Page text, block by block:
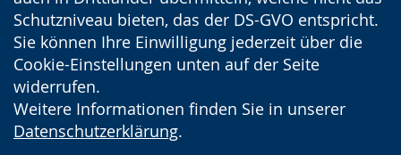
Schutzniveau bieten, das der DS-GVO entspricht.
Sie können Ihre Einwilligung jederzeit über die
Cookie-Einstellungen unten auf der Seite
widerrufen.
Weitere Informationen finden Sie in unserer
Datenschutzerklärung.